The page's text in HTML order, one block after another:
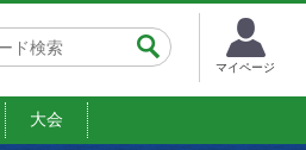
マイページ
大会